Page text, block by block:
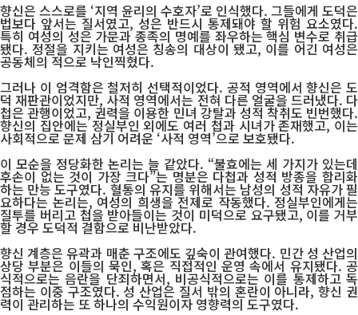
향신은 스스로를 ‘지역 윤리의 수호자’로 인식했다. 그들에게 도덕은
법보다 앞서는 질서였고, 성은 반드시 통제돼야 할 위험 요소였다.
특히 여성의 성은 가문과 종족의 명예를 좌우하는 핵심 변수로 취급
됐다. 정절을 지키는 여성은 칭송의 대상이 됐고, 이를 어긴 여성은
공동체의 적으로 낙인찍혔다.
그러나 이 엄격함은 철저히 선택적이었다. 공적 영역에서 향신은 도
덕 재판관이었지만, 사적 영역에서는 전혀 다른 얼굴을 드러냈다. 다
첩은 관행이었고, 권력을 이용한 민녀 강탈과 성적 착취도 빈번했다.
향신의 집안에는 정실부인 외에도 여러 첩과 시녀가 존재했고, 이는
사회적으로 문제 삼기 어려운 ‘사적 영역’으로 보호됐다.
이 모순을 정당화한 논리는 늘 같았다. “불효에는 세 가지가 있는데
후손이 없는 것이 가장 크다”는 명분은 다첩과 성적 방종을 합리화
하는 만능 도구였다. 혈통의 유지를 위해서는 남성의 성적 자유가 필
요하다는 논리는, 여성의 희생을 전제로 작동했다. 정실부인에게는
질투를 버리고 첩을 받아들이는 것이 미덕으로 요구됐고, 이를 거부
할 경우 도덕적 결함으로 비난받았다.
향신 계층은 유곽과 매춘 구조에도 깊숙이 관여했다. 민간 성 산업의
상당 부분은 이들의 묵인, 혹은 직접적인 운영 속에서 유지됐다. 공
식적으로는 음란을 단죄하면서, 비공식적으로는 이를 통제하고 독
점하는 이중 구조였다. 성 산업은 질서 밖의 혼란이 아니라, 향신 권
력이 관리하는 또 하나의 수익원이자 영향력의 도구였다.